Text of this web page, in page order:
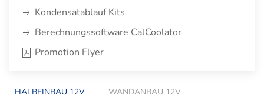
Kondensatablauf Kits
Berechnungssoftware CalCoolator
Promotion Flyer
HALBEINBAU 12V WANDANBAU 12V